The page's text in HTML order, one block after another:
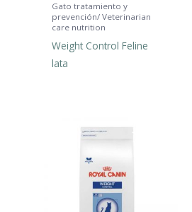
Gato tratamiento y
prevención/ Veterinarian
care nutrition
Weight Control Feline
lata